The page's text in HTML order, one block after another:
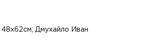
48х62см; Дмухайло Иван